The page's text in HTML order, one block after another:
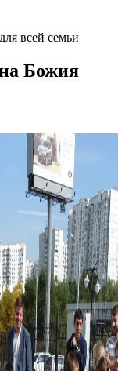
всей семьи
Божия